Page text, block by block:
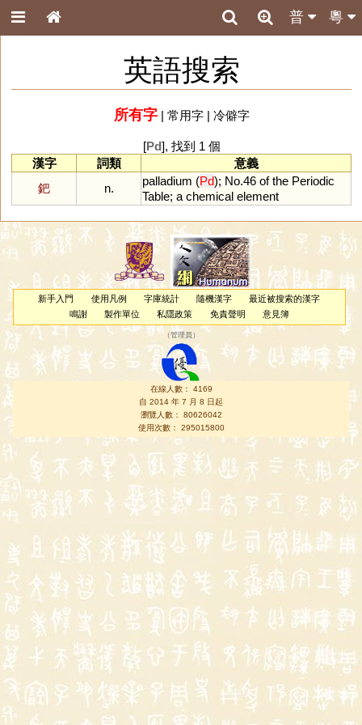
粵
普
英語搜索
所有字| 常用字| 冷僻字
[Pd], 找到 1 個
漢字
詞類
意義
鈀
n.
palladium (Pd); No.46 of the Periodic
Table; a chemical element
新手入門 使用凡例 字庫統計 隨機漢字
最近被搜索的漢字
鳴謝
製作單位 私隱政策 免責聲明 意見簿
（管理員 ）
在線人數： 4169
自 2014 年 7 月 8 日起
瀏覽人數： 80626042
使用次數： 295015800